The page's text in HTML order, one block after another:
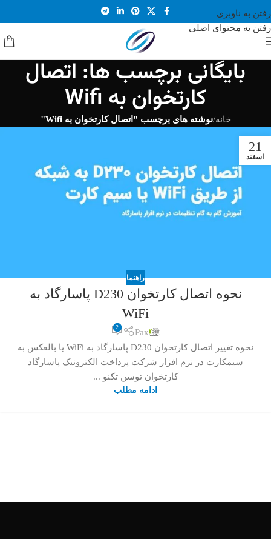
رفتن به ناوبری
رفتن به محتوای اصلی
بایگانی برچسب ها: اتصال
کارتخوان به Wifi
خانه/نوشته های برچسب "اتصال کارتخوان به Wifi"
21
اسفند
راهنما
نحوه اتصال کارتخوان D230 پاسارگاد به
WiFi
Pax
2
نحوه تغییر اتصال کارتخوان D230 پاسارگاد به WiFi یا بالعکس به
سیمکارت در نرم افزار شرکت پرداخت الکترونیک پاسارگاد
کارتخوان توسن تکنو ...
ادامه مطلب